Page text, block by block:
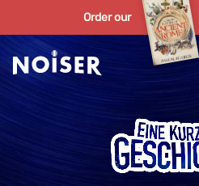
Order our